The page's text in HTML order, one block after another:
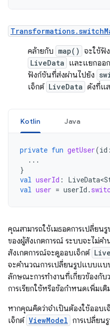
คล้ายกับ map() จะใช้ฟั
LiveData และแยกออ
ฟังก์ชันที่ส่งผ่านไปยัง
เจ็กต์ LiveData ดังที่แ
Kotlin Java
private fun getUser(id :
...
}
val userId :
val user = userId .
คุณสามารถใช้เมธอดการเปลี่ยน
ของผู้สังเกตการณ์ ระบบจะไม่คํ
สังเกตการณ์จะดูออบเจ็กต์
จะคำนวณการเปลี่ยนรูปแบบแบ
ลักษณะการทำงานที่เกี่ยวข้องกั
การเรียกใช้หรือข้อกําหนดเพิ่มเติ
หากคุณคิดว่าจําเป็นต้องใช้ออบเ
เจ็กต์ ViewModel การเปลี่ยน